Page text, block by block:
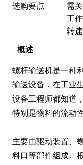
概述
螺杆输送机是一种
输送设备，在工业
设备工程师都知道
特别是物料的流动
主要由驱动装置、
料口等部件组成。
选购要点
需
工
转